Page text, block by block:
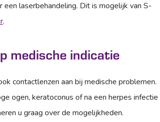
laserbehandeling. Dit is mogelijk van S-
.
medische indicatie
contactlenzen aan bij medische problemen.
ogen, keratoconus of na een herpes infectie
u graag over de mogelijkheden.